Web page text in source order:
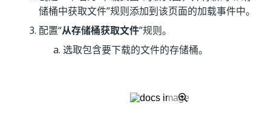
储桶中获取文件”规则添加到该页面的加载事件中。
配置“从存储桶获取文件”规则。
选取包含要下载的文件的存储桶。